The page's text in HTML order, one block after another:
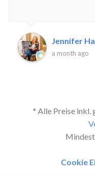
Jennifer
a month ago
* Alle Preise
Cookie